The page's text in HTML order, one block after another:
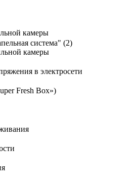
камеры
система" (2)
камеры
в электросети
Fresh Box»)